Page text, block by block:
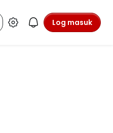
Log masuk